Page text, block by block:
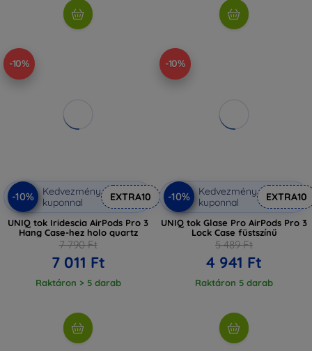
-10%
-10%
Kedvezmény
kuponnal
EXTRA10
UNIQ tok Iridescia AirPods Pro 3
Hang Case-hez holo quartz
7 790 Ft
7 011 Ft
Raktáron > 5 darab
-10%
-10%
Kedvezmény
kuponnal
EXTRA10
UNIQ tok Glase Pro AirPods Pro 3
Lock Case füstszínű
5 489 Ft
4 941 Ft
Raktáron 5 darab